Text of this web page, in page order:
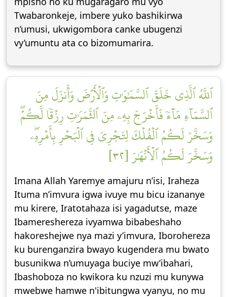
Twabaronkeje, imbere yuko bashikirwa
n’umusi, ukwigombora canke ubugenzi
vy’umuntu ata co bizomumarira.
ٱللَّهُ ٱلَّذِي خَلَقَ ٱلسَّمَٰوَٰتِ وَٱلۡأَرۡضَ وَأَنزَلَ مِنَ
ٱلسَّمَآءِ مَآءٗ فَأَخۡرَجَ بِهِۦ مِنَ ٱلثَّمَرَٰتِ رِزۡقٗا لَّكُمۡۖ
وَسَخَّرَ لَكُمُ ٱلۡفُلۡكَ لِتَجۡرِيَ فِي ٱلۡبَحۡرِ بِأَمۡرِهِۦۖ
وَسَخَّرَ لَكُمُ ٱلۡأَنۡهَٰرَ [٣٢]
Imana Allah Yaremye amajuru n’isi, Iraheza
Ituma n’imvura igwa ivuye mu bicu izananye
mu kirere, Iratotahaza isi yagadutse, maze
Ibamereshereza ivyamwa bibabeshaho
hakoreshejwe nya mazi y’imvura, Iborohereza
ku burenganzira bwayo kugendera mu bwato
busunikwa n’umuyaga buciye mw’ibahari,
Ibashoboza no kwikora ku nzuzi mu kunywa
mwebwe hamwe n'ibitungwa vyanyu, no mu